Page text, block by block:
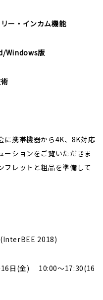
ー・インカム機能
Windows版
に携帯機器から4K、8K対応
ーションをご覧いただきま
フレットと粗品を準備して
2018)
16日(金) 10:00～17:30(16